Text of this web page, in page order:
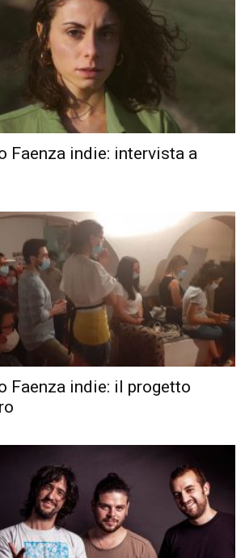
Faenza indie: intervista a
Faenza indie: il progetto